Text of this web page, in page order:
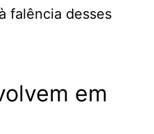
falência desses
em